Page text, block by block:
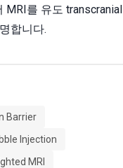
를 유도 transcranial
합니다.
Barrier
Injection
MRI